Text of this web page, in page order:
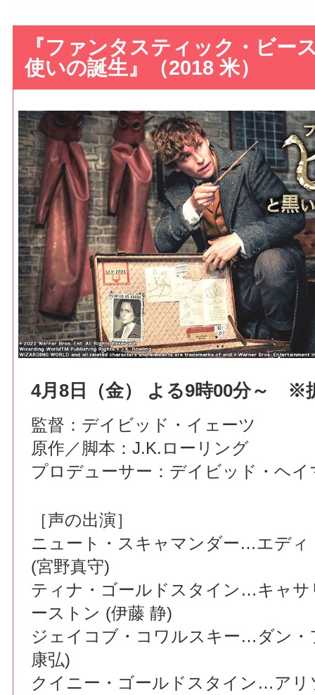
『ファンタスティック・ビー
使いの誕生』（2018 米）
4月8日（金） よる9時00分～ ※
監督：デイビッド・イェーツ
原作／脚本：J.K.ローリング
プロデューサー：デイビッド・ヘイ
［声の出演］
ニュート・スキャマンダー…エディ
(宮野真守)
ティナ・ゴールドスタイン…キャサ
ーストン (伊藤 静)
ジェイコブ・コワルスキー…ダン・
康弘)
クイニー・ゴールドスタイン…アリ